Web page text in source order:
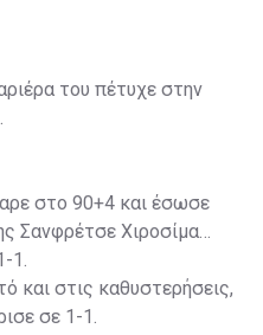
του πέτυχε στην
στο 90+4 και έσωσε
Σανφρέτσε Χιροσίμα
1.
και στις καθυστερήσεις,
σε 1-1.